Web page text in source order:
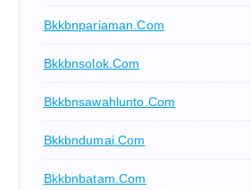
Bkkbnpariaman.com
Bkkbnsolok.com
Bkkbnsawahlunto.com
Bkkbndumai.com
Bkkbnbatam.com